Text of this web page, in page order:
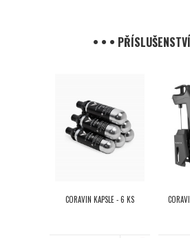
• • •
CORAVIN KAPSLE - 6 KS